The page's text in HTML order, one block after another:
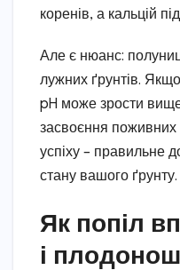
коренів, а кальцій
Але є нюанс:
лужних ґрунтів.
pH може зрости
засвоєння
успіху – правильне
стану вашого ґрунту.
Як попіл
і